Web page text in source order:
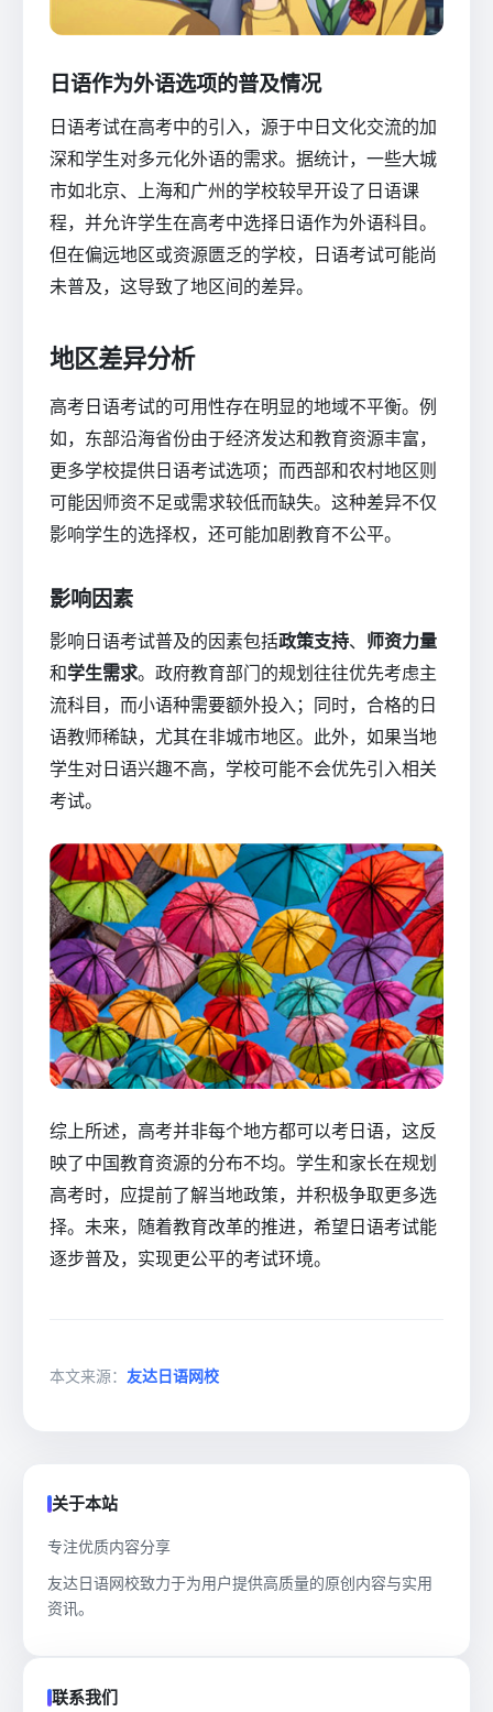
日语作为外语选项的普及情况
日语考试在高考中的引入，源于中日文化交流的加
深和学生对多元化外语的需求。据统计，一些大城
市如北京、上海和广州的学校较早开设了日语课
程，并允许学生在高考中选择日语作为外语科目。
但在偏远地区或资源匮乏的学校，日语考试可能尚
未普及，这导致了地区间的差异。
地区差异分析
高考日语考试的可用性存在明显的地域不平衡。例
如，东部沿海省份由于经济发达和教育资源丰富，
更多学校提供日语考试选项；而西部和农村地区则
可能因师资不足或需求较低而缺失。这种差异不仅
影响学生的选择权，还可能加剧教育不公平。
影响因素
影响日语考试普及的因素包括政策支持、 师资力量
和学生需求。政府教育部门的规划往往优先考虑主
流科目，而小语种需要额外投入；同时，合格的日
语教师稀缺，尤其在非城市地区。此外，如果当地
学生对日语兴趣不高，学校可能不会优先引入相关
考试。
综上所述，高考并非每个地方都可以考日语，这反
映了中国教育资源的分布不均。学生和家长在规划
高考时，应提前了解当地政策，并积极争取更多选
择。未来，随着教育改革的推进，希望日语考试能
逐步普及，实现更公平的考试环境。
本文来源： 友达日语网校
关于本站
专注优质内容分享
友达日语网校致力于为用户提供高质量的原创内容与实用
资讯。
联系我们